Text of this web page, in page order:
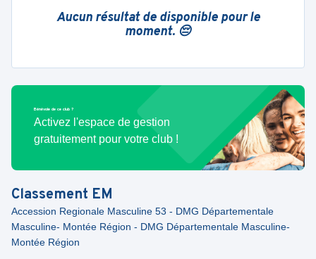
Aucun résultat de disponible pour le
moment. 😔
Bénévole de ce club ?
Activez l'espace de gestion
gratuitement pour votre club !
Classement EM
Accession Regionale Masculine 53 - DMG Départementale
Masculine- Montée Région - DMG Départementale Masculine-
Montée Région